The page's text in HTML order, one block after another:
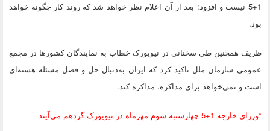
1+5 نیست و افزود: بعد از آن اعلام نظر خواهد شد که روند کار چگونه خواهد
بود.
ظریف همچنین طی سخنانی در نیویورک خطاب به نمایندگان کشورها در مجمع
عمومی سازمان ملل تاکید کرد که ایران به‌دنبال حل و فصل مسئله هسته‌ای
است و نمی‌خواهد برای مذاکره، مذاکره کند.
*وزرای خارجه 1+5 چهارشنبه سوم مهرماه در نیویورک گردهم می‌آیند